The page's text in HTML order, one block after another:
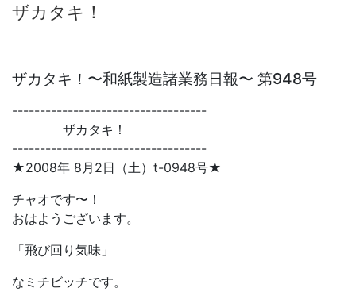
ザカタキ！
ザカタキ！〜和紙製造諸業務日報〜 第948号
-----------------------------------
ザカタキ！
-----------------------------------
★2008年 8月2日（土）t-0948号★
チャオです〜！
おはようございます。
「飛び回り気味」
なミチビッチです。